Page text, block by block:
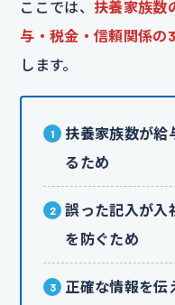
ここでは、 扶養家族数
与・税金・信頼関係の
します。
扶養家族数が給
るため
誤った記入が入
を防ぐため
正確な情報を伝